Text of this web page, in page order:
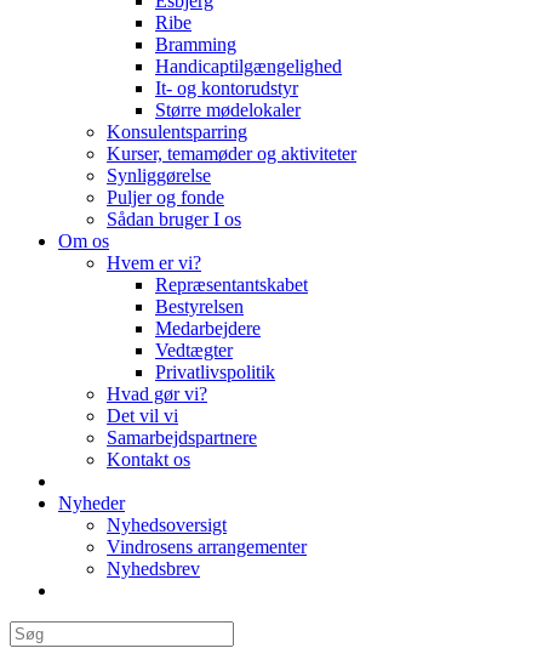
Ribe
Bramming
Handicaptilgængelighed
It- og kontorudstyr
Større mødelokaler
Konsulentsparring
Kurser, temamøder og aktiviteter
Synliggørelse
Puljer og fonde
Sådan bruger I os
Om os
Hvem er vi?
Repræsentantskabet
Bestyrelsen
Medarbejdere
Vedtægter
Privatlivspolitik
Hvad gør vi?
Det vil vi
Samarbejdspartnere
Kontakt os
Nyheder
Nyhedsoversigt
Vindrosens arrangementer
Nyhedsbrev